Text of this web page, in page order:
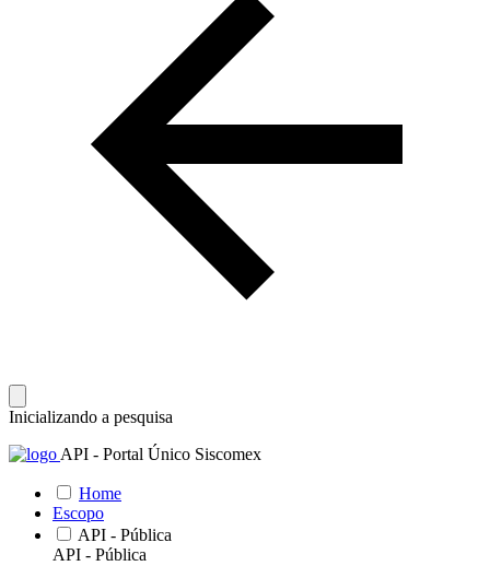
Inicializando a pesquisa
API - Portal Único Siscomex
Home
Escopo
API - Pública
API - Pública